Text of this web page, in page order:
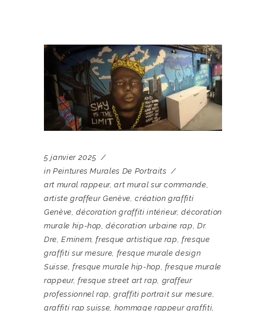
5 janvier 2025
in Peintures Murales De Portraits
art mural rappeur,art mural sur commande,
artiste graffeur Genève,création graffiti
Genève,décoration graffiti intérieur,décoration
murale hip-hop,décoration urbaine rap,Dr.
Dre,Eminem,fresque artistique rap,fresque
graffiti sur mesure, fresque murale design
Suisse,fresque murale hip-hop, fresque murale
rappeur, fresque street art rap, graffeur
professionnel rap,graffiti portrait sur mesure,
graffiti rap suisse, hommage rappeur graffiti,